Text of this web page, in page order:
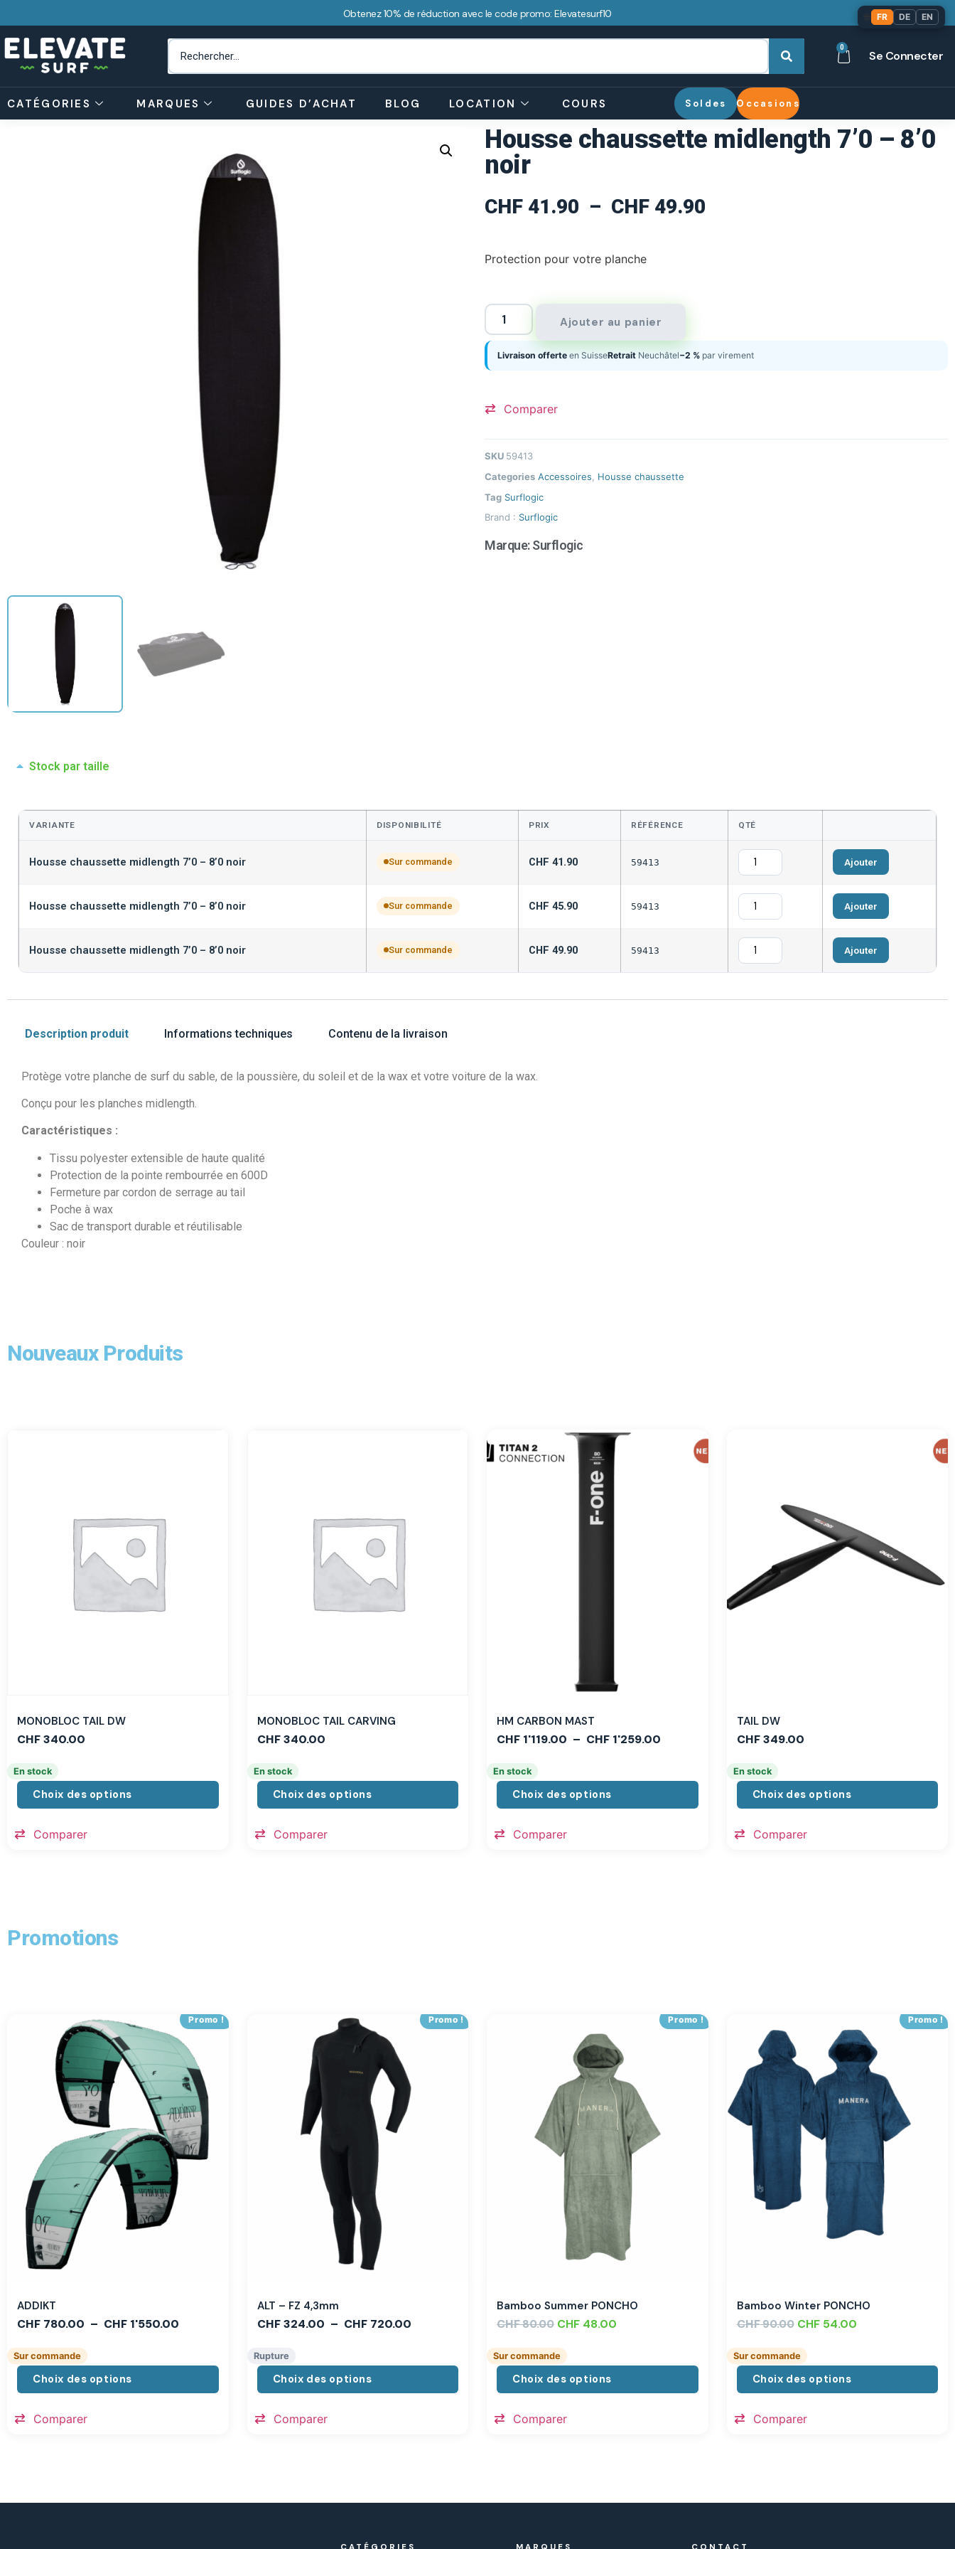
Obtenez 10% de réduction avec le code promo: Elevatesurf10
0
Se Connecter
CATÉGORIES MARQUES GUIDES D’ACHAT BLOG LOCATION COURS Soldes Occasions
Housse chaussette midlength 7’0 – 8’0
noir
CHF 41.90 – CHF 49.90
Protection pour votre planche
Ajouter au panier
Livraison offerte en SuisseRetrait Neuchâtel−2 % par virement
Comparer
SKU 59413
Categories Accessoires
Housse chaussette
Tag Surflogic
Brand : Surflogic
Marque:Surflogic
Stock par taille
VARIANTE DISPONIBILITÉ PRIX RÉFÉRENCE QTÉ
Housse chaussette midlength 7’0 – 8’0 noir Sur commande CHF 41.90 59413 Ajouter
Housse chaussette midlength 7’0 – 8’0 noir Sur commande CHF 45.90 59413 Ajouter
Housse chaussette midlength 7’0 – 8’0 noir Sur commande CHF 49.90 59413 Ajouter
Description produit Informations techniques Contenu de la livraison
Protège votre planche de surf du sable, de la poussière, du soleil et de la wax et votre voiture de la wax.
Conçu pour les planches midlength.
Caractéristiques :
Tissu polyester extensible de haute qualité
Protection de la pointe rembourrée en 600D
Fermeture par cordon de serrage au tail
Poche à wax
Sac de transport durable et réutilisable
Couleur : noir
Nouveaux Produits
MONOBLOC TAIL DW
CHF340.00
En stock
Choix des options
Comparer
MONOBLOC TAIL CARVING
CHF340.00
En stock
Choix des options
Comparer
HM CARBON MAST
CHF 1'119.00 – CHF 1'259.00
En stock
Choix des options
Comparer
TAIL DW
CHF349.00
En stock
Choix des options
Comparer
Promotions
Promo !
ADDIKT
CHF 780.00 – CHF 1'550.00
Sur commande
Choix des options
Comparer
Promo !
ALT – FZ 4,3mm
CHF324.00 – CHF720.00
Rupture
Choix des options
Comparer
Promo !
Bamboo Summer PONCHO
CHF80.00 CHF 48.00
Sur commande
Choix des options
Comparer
Promo !
Bamboo Winter PONCHO
CHF90.00 CHF54.00
Sur commande
Choix des options
Comparer
FR DE EN